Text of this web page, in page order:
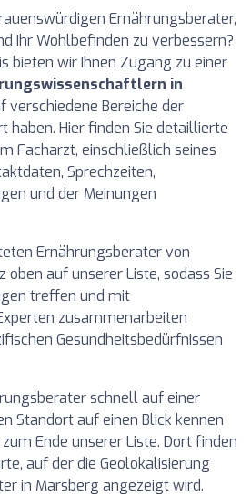
Ernährungsberater,
Ihr Wohlbefinden zu verbessern?
bieten wir Ihnen Zugang zu einer
in
verschiedene Bereiche der
haben. Hier finden Sie detaillierte
Facharzt, einschließlich seines
Sprechzeiten,
und der Meinungen
Ernährungsberater von
oben auf unserer Liste, sodass Sie
treffen und mit
zusammenarbeiten
Gesundheitsbedürfnissen
schnell auf einer
Standort auf einen Blick kennen
Ende unserer Liste. Dort finden
auf der die Geolokalisierung
in Marsberg angezeigt wird.